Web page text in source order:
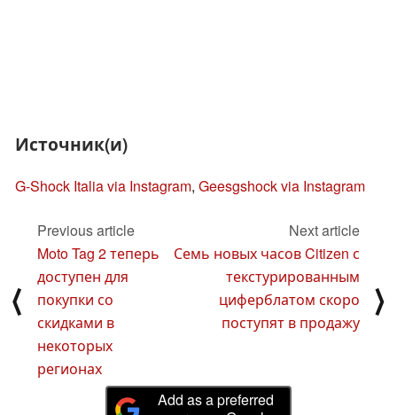
Источник(и)
G-Shock Italia via Instagram, Geesgshock via Instagram
⟨
Previous article
Moto Tag 2 теперь
доступен для
покупки со
скидками в
некоторых
регионах
Next article
Семь новых часов Citizen с
текстурированным
циферблатом скоро
поступят в продажу
⟩
Add as a preferred